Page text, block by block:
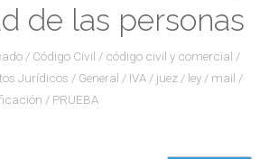
de las personas
/ Código Civil / código civil y comercial /
Jurídicos / General / IVA / juez / ley / mail /
/ PRUEBA